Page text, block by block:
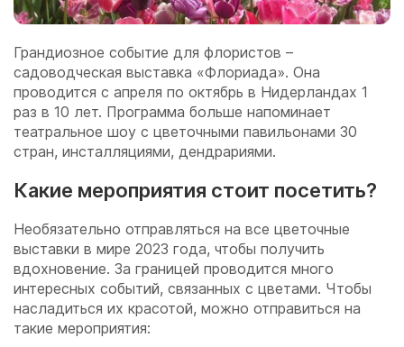
Грандиозное событие для флористов –
садоводческая выставка «Флориада». Она
проводится с апреля по октябрь в Нидерландах 1
раз в 10 лет. Программа больше напоминает
театральное шоу с цветочными павильонами 30
стран, инсталляциями, дендрариями.
Какие мероприятия стоит посетить?
Необязательно отправляться на все цветочные
выставки в мире 2023 года, чтобы получить
вдохновение. За границей проводится много
интересных событий, связанных с цветами. Чтобы
насладиться их красотой, можно отправиться на
такие мероприятия: